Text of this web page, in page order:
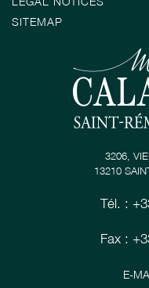
SITEMAP
3206,
13210
Tél. :
Fax :
E-